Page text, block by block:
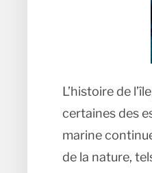
L’histoire de
certaines des
marine
de la nature,